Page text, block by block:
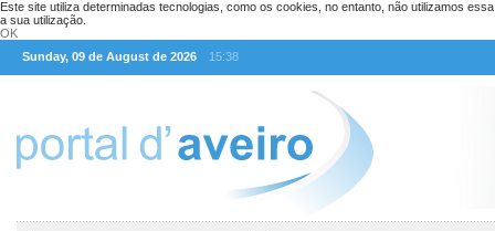
Este site utiliza determinadas tecnologias, como os cookies, no entanto, não utilizamos
a sua utilização.
OK
Sunday, 09 de August de 2026
15:38